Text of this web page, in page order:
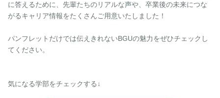
に答えるために、先輩たちのリアルな声や、卒業後の未来につな
がるキャリア情報をたくさんご用意いたしました！
パンフレットだけでは伝えきれないBGUの魅力をぜひチェックし
てください。
気になる学部をチェックする↓